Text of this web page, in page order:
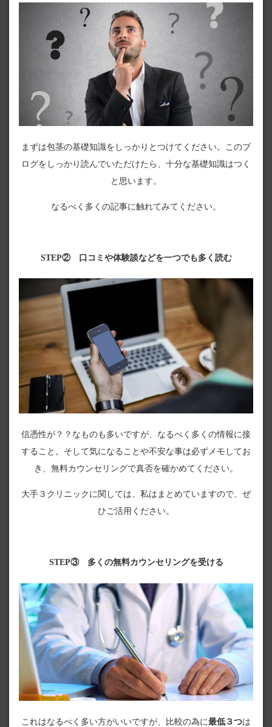
まずは包茎の基礎知識をしっかりとつけてください。このブ
ログをしっかり読んでいただけたら、十分な基礎知識はつく
と思います。
なるべく多くの記事に触れてみてください。
STEP② 口コミや体験談などを一つでも多く読む
信憑性が？？なものも多いですが、なるべく多くの情報に接
すること。そして気になることや不安な事は必ずメモしてお
き、無料カウンセリングで真否を確かめてください。
大手３クリニックに関しては、私はまとめていますので、ぜ
ひご活用ください。
STEP③ 多くの無料カウンセリングを受ける
これはなるべく多い方がいいですが、比較の為に最低３つは